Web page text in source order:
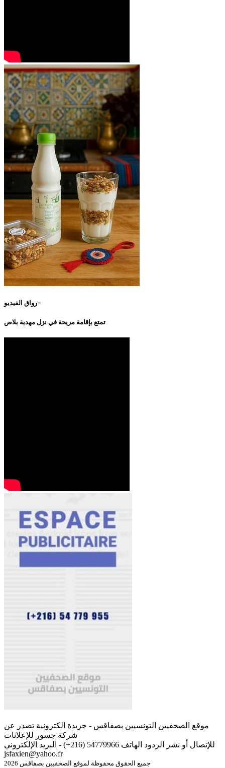
رواق الفيديو+
تمتع بإقامة مريحة في نزل مهدية بلاص
موقع الصحفيين التونسيين بصفاقس - جريدة الكترونية تصدر عن
شركة جسور للإعلانات
للإتصال أو نشر الردود الهاتف 54779966 (216+) - البريد الإلكتروني
jsfaxien@yahoo.fr
جميع الحقوق محفوظة لموقع الصحفيين بصفاقس 2026